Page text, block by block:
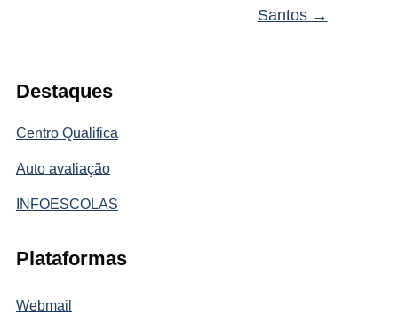
Destaques
Centro Qualifica
Auto avaliação
INFOESCOLAS
Plataformas
Webmail
Santos →